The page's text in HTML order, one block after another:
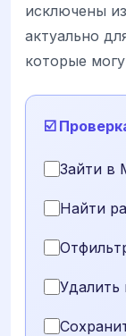
исключены
актуально
которые
☑️
Зайти в
Найти